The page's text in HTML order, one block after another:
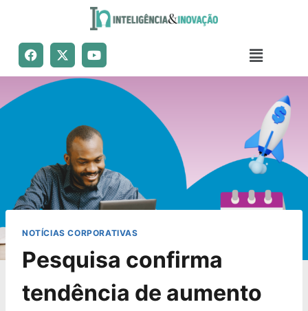
NOTÍCIAS CORPORATIVAS
Pesquisa confirma
tendência de aumento